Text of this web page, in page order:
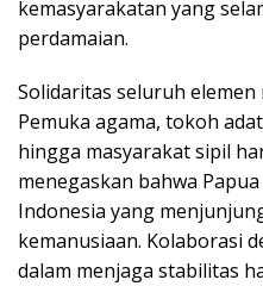
kemasyarakatan yang
perdamaian.
Solidaritas seluruh
Pemuka agama, tokoh
hingga masyarakat sipil
menegaskan bahwa
Indonesia yang
kemanusiaan. Kolaborasi
dalam menjaga stabilitas